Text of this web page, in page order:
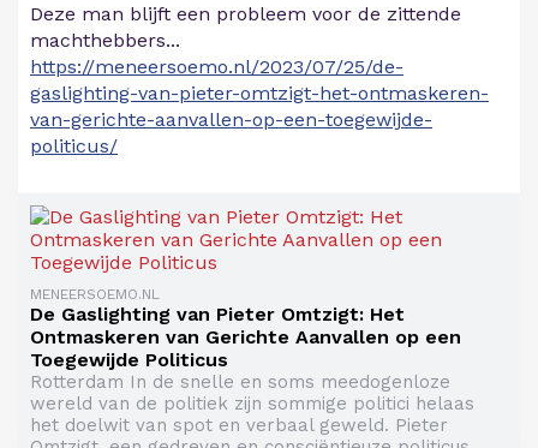
Deze man blijft een probleem voor de zittende
machthebbers...
https://meneersoemo.nl/2023/07/25/de-
gaslighting-van-pieter-omtzigt-het-ontmaskeren-
van-gerichte-aanvallen-op-een-toegewijde-
politicus/
MENEERSOEMO.NL
De Gaslighting van Pieter Omtzigt: Het
Ontmaskeren van Gerichte Aanvallen op een
Toegewijde Politicus
Rotterdam In de snelle en soms meedogenloze
wereld van de politiek zijn sommige politici helaas
het doelwit van spot en verbaal geweld. Pieter